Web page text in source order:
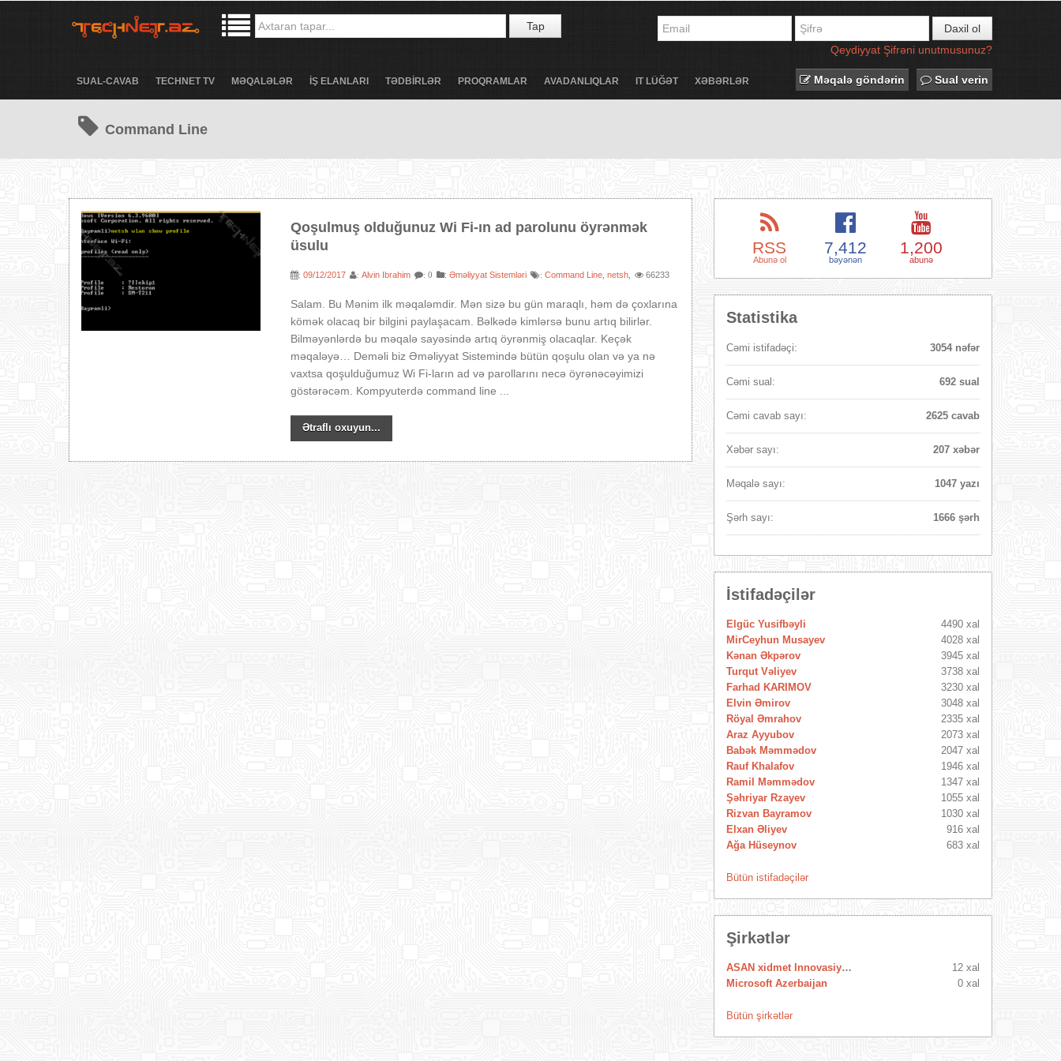
Tap
Daxil ol
Qeydiyyat Şifrəni unutmusunuz?
SUAL-CAVAB TECHNET TV MƏQALƏLƏR İŞ ELANLARI TƏDBİRLƏR PROQRAMLAR AVADANLIQLAR IT LÜĞƏT XƏBƏRLƏR Məqalə göndərin Sual verin
Command Line
Qoşulmuş olduğunuz Wi Fi-ın ad parolunu öyrənmək
üsulu
:09/12/2017 :Alvin Ibrahim : 0 :Əməliyyat Sistemləri :Command Line ,netsh 66233
Salam. Bu Mənim ilk məqaləmdir. Mən sizə bu gün maraqlı, həm də çoxlarına
kömək olacaq bir bilgini paylaşacam. Bəlkədə kimlərsə bunu artıq bilirlər.
Bilməyənlərdə bu məqalə sayəsində artıq öyrənmiş olacaqlar. Keçək
məqaləyə… Deməli biz Əməliyyat Sistemində bütün qoşulu olan və ya nə
vaxtsa qoşulduğumuz Wi Fi-ların ad və parollarını necə öyrənəcəyimizi
göstərəcəm. Kompyuterdə command line ...
Ətraflı oxuyun...
RSS
Abunə ol
7,412
bəyənən
1,200
abunə
Statistika
Cəmi istifadəçi: 3054 nəfər
Cəmi sual: 692 sual
Cəmi cavab sayı: 2625 cavab
Xəbər sayı: 207 xəbər
Məqalə sayı: 1047 yazı
Şərh sayı: 1666 şərh
İstifadəçilər
Elgüc Yusifbəyli
4490 xal
MirCeyhun Musayev
4028 xal
Kənan Əkpərov
3945 xal
Turqut Vəliyev
3738 xal
Farhad KARIMOV
3230 xal
Elvin Əmirov
3048 xal
Röyal Əmrahov
2335 xal
Araz Ayyubov
2073 xal
Babək Məmmədov
2047 xal
Rauf Khalafov
1946 xal
Ramil Məmmədov
1347 xal
Şəhriyar Rzayev
1055 xal
Rizvan Bayramov
1030 xal
Elxan Əliyev
916 xal
Ağa Hüseynov
683 xal
Bütün istifadəçilər
Şirkətlər
ASAN xidmet Innovasiya Mərkəzi
12 xal
Microsoft Azerbaijan
0 xal
Bütün şirkətlər